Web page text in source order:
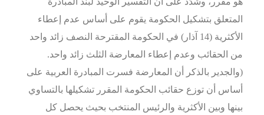
المتعلق بتشكيل الحكومة يقوم على أساس عدم إعطاء
الأكثرية (14 آذار) في الحكومة المقترحة النصف زائد واحد
من الحقائب وعدم إعطاء المعارضة الثلث زائد واحد.
(والجدير بالذكر أن المعارضة فسرت المبادرة العربية على
أساس أن توزع حقائب الحكومة المقرر تشكيلها بالتساوي
بينها وبين الأكثرية والرئيس المنتخب بحيث يحصل كل